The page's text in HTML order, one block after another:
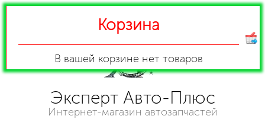
Эксперт Авто-Плюс
Интернет-магазин автозапчастей
Корзина
В вашей корзине нет товаров